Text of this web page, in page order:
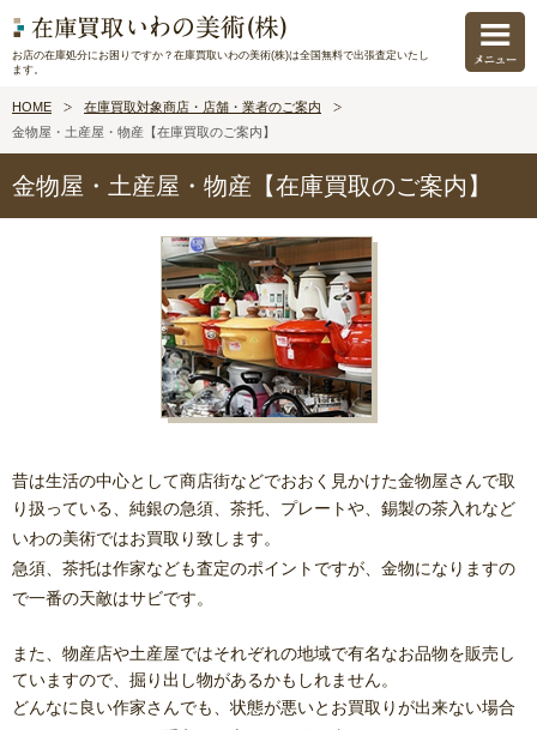
お店の在庫処分にお困りですか？在庫買取いわの美術(株)は全国無料で出張査定いたし
ます。
HOME
在庫買取対象商店・店舗・業者のご案内
金物屋・土産屋・物産【在庫買取のご案内】
金物屋・土産屋・物産【在庫買取のご案内】
昔は生活の中心として商店街などでおおく見かけた金物屋さんで取
り扱っている、純銀の急須、茶托、プレートや、錫製の茶入れなど
いわの美術ではお買取り致します。
急須、茶托は作家なども査定のポイントですが、 金物になりますの
で一番の天敵はサビです。
また、物産店や土産屋ではそれぞれの地域で有名なお品物を販売し
ていますので、掘り出し物があるかもしれません。
どんなに良い作家さんでも、状態が悪いとお買取りが出来ない場合